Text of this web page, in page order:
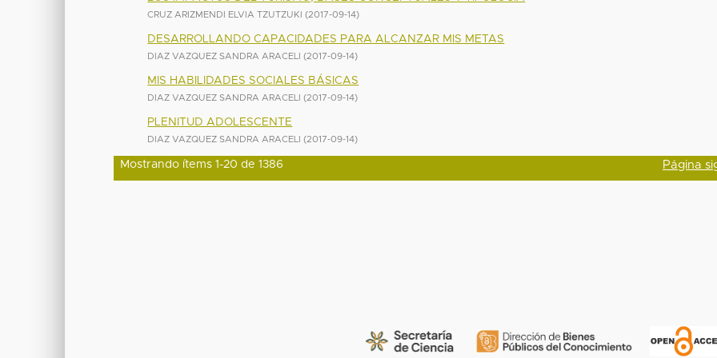
CRUZ ARIZMENDI ELVIA TZUTZUKI (2017-09-14)
DESARROLLANDO CAPACIDADES PARA ALCANZAR MIS METAS
DIAZ VAZQUEZ SANDRA ARACELI (2017-09-14)
MIS HABILIDADES SOCIALES BÁSICAS
DIAZ VAZQUEZ SANDRA ARACELI (2017-09-14)
PLENITUD ADOLESCENTE
DIAZ VAZQUEZ SANDRA ARACELI (2017-09-14)
Mostrando ítems 1-20 de 1386 Página